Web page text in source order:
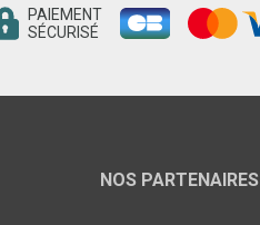
PAIEMENT
SÉCURISÉ
NOS PARTENAIRES